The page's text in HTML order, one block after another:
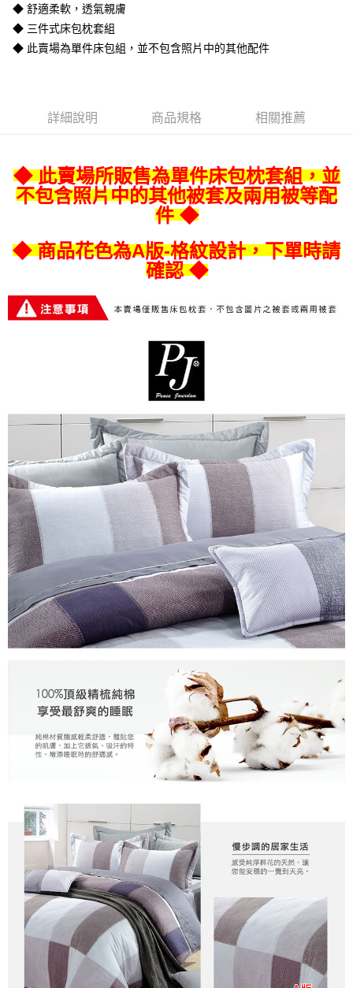
AFTEE先享後付
相關說明
１．簡單：不需註冊會員、不需綁卡、不需儲值。
２．便利：只要手機號碼，簡訊認證，即可結帳。
【「AFTEE先享後付」結帳流程】
１．於結帳方式選擇「AFTEE先享後付」後，將跳轉至「AFTEE先享後付」
結帳頁面，進行簡訊認證並確認金額後，即可完成結帳。
２．訂單成立數日內，您將收到繳費通知簡訊。
３．收到繳費通知簡訊後14天內，點擊此簡訊中的連結，可透過四大超商／
※ 請注意：結帳手續完成當下不需立刻繳費，但若您需要取消訂單，請聯絡
購買商品的店家。未經商家同意取消之訂單仍視為有效，需透過AFTEE先享
※ 交易是否成功請以「AFTEE先享後付 」之結帳頁面顯示為準，若有關於
是否繳費成功／繳費後需取消欲退款等相關疑問，請聯繫「AFTEE先享後付
客戶支援中心」https://netprotections.freshdesk.com/support/home
１．透過由恩沛科技股份有限公司提供之「AFTEE先享後付」服務完成之交
易，需依本服務之必要範圍內提供個人資料，並將交易相關給付款項請求債
權轉讓予恩沛科技股份有限公司。
https://aftee.tw/terms/#terms3
３．未成年的使用者請事先徵得法定代理人或監護人之同意方可使用
「AFTEE先享後付」，若未經同意申辦者引起之損失，本公司不負相關責
任。
４．使用「AFTEE先享後付」時，將依據個別帳號之用戶狀況，依本公司即
時審查核予不同之上限額度；若仍有額度不足之情形，本公司將視審查結果
請求用戶進行身份認證。
５．嚴禁一人註冊多個帳號或使用他人資訊註冊。若發現惡意使用之情形，
恩沛科技股份有限公司將有權停止該用戶之使用額度並採取法律行動。
運送方式
每筆NT$80
宅配-離島
◆ 舒適柔軟，透氣親膚
◆ 三件式床包枕套組
◆ 此賣場為單件床包組，並不包含照片中的其他配件
詳細說明 商品規格 相關推薦
◆ 此賣場所販售為單件床包枕套組，並
不包含照片中的其他被套及兩用被等配
件 ◆
◆ 商品花色為A版-格紋設計，下單時請
確認 ◆